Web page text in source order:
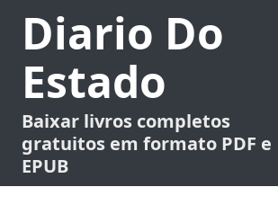
Diario Do
Estado
Baixar livros completos
gratuitos em formato PDF e
EPUB